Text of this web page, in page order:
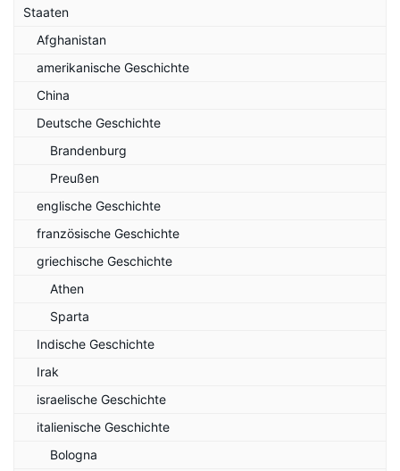
Staaten
Afghanistan
amerikanische Geschichte
China
Deutsche Geschichte
Brandenburg
Preußen
englische Geschichte
französische Geschichte
griechische Geschichte
Athen
Sparta
Indische Geschichte
Irak
israelische Geschichte
italienische Geschichte
Bologna